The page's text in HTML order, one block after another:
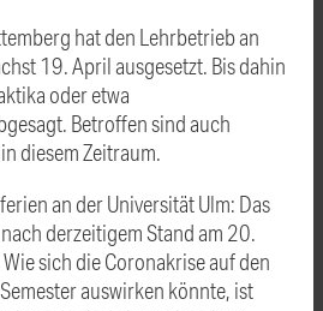
hat den Lehrbetrieb an
19. April ausgesetzt. Bis dahin
oder etwa
Betroffen sind auch
diesem Zeitraum.
an der Universität Ulm: Das
derzeitigem Stand am 20.
sich die Coronakrise auf den
auswirken könnte, ist